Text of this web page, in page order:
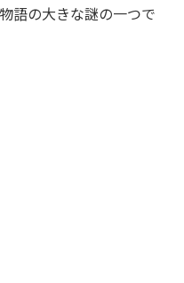
語の大きな謎の一つで